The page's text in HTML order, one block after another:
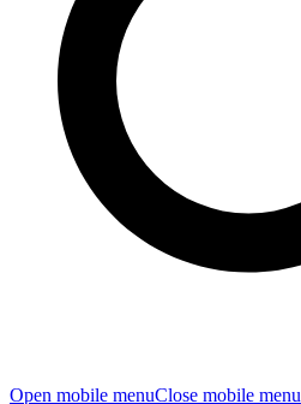
Open mobile menuClose mobile menu